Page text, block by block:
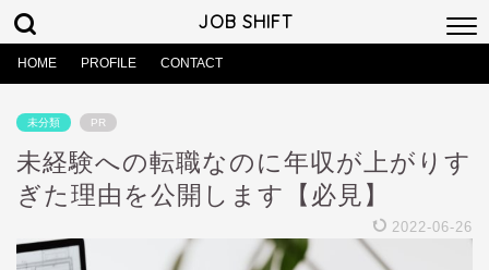
JOB SHIFT
HOME PROFILE CONTACT
未分類 PR
未経験への転職なのに年収が上がりす
ぎた理由を公開します【必見】
2022-06-26